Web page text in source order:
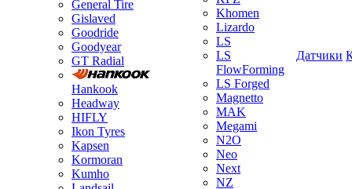
General Tire
Gislaved
Goodride
Goodyear
GT Radial
Hankook
Headway
HIFLY
Ikon Tyres
Kapsen
Kormoran
Kumho
Khomen
Lizardo
LS
LS
FlowForming
LS Forged
Magnetto
MAK
Megami
N2O
Neo
Next
NZ
Датчики